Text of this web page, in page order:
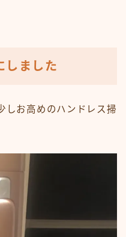
しました
しお高めのハンドレス掃